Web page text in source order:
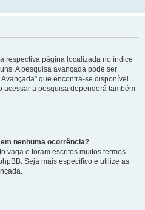
respectiva página localizada no índice
A pesquisa avançada pode ser
que encontra-se disponível
acessar a pesquisa dependerá também
nenhuma ocorrência?
vaga e foram escritos muitos termos
Seja mais específico e utilize as